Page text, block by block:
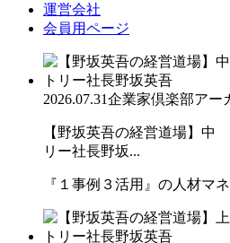
運営会社
会員用ページ
2026.07.31企業家倶楽部アー
【野坂英吾の経営道場】中
リー社長野坂...
『１事例３活用』の人材マ